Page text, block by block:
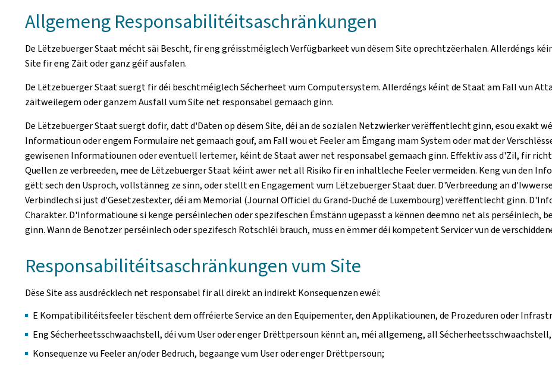
Allgemeng Responsabilitéitsaschränkungen
De Lëtzebuerger Staat mécht säi Bescht, fir eng gréisstméiglech Verfügbarkeet vun dësem Site oprechtzëerhalen. Allerdéngs
Site fir eng Zäit oder ganz géif ausfalen.
De Lëtzebuerger Staat suergt fir déi beschtméiglech Sécherheet vum Computersystem. Allerdéngs kéint de Staat am Fall vun
zäitweilegem oder ganzem Ausfall vum Site net responsabel gemaach ginn.
De Lëtzebuerger Staat suergt dofir, datt d'Daten op dësem Site, déi an de sozialen Netzwierker verëffentlecht ginn, esou exakt
Informatioun oder engem Formulaire net gemaach gouf, am Fall wou et Feeler am Ëmgang mam System oder mat der
gewisenen Informatiounen oder eventuell Iertemer, kéint de Staat awer net responsabel gemaach ginn. Effektiv ass d'Zil, fir
Quellen ze verbreeden, mee de Lëtzebuerger Staat kéint awer net all Risiko fir en inhaltleche Feeler vermeiden. Keng vun den
gëtt sech den Usproch, vollstänneg ze sinn, oder stellt en Engagement vum Lëtzebuerger Staat duer. D'Verbreedung an
Verbindlech si just d'Gesetzestexter, déi am Memorial (Journal Officiel du Grand-Duché de Luxembourg) verëffentlecht ginn.
Charakter. D'Informatioune si kenge perséinlechen oder spezifeschen Ëmstänn ugepasst a kënnen deemno net als perséinlech,
ginn. Wann de Benotzer perséinlech oder spezifesch Rotschléi brauch, muss en ëmmer déi kompetent Servicer vun de
Responsabilitéitsaschränkungen vum Site
Dëse Site ass ausdrécklech net responsabel fir all direkt an indirekt Konsequenzen ewéi:
E Kompatibilitéitsfeeler tëschent dem offréierte Service an den Equipementer, den Applikatiounen, de Prozeduren oder
Eng Sécherheetsschwaachstell, déi vum User oder enger Drëttpersoun kënnt an, méi allgemeng, all
Konsequenze vu Feeler an/oder Bedruch, begaange vum User oder enger Drëttpersoun;